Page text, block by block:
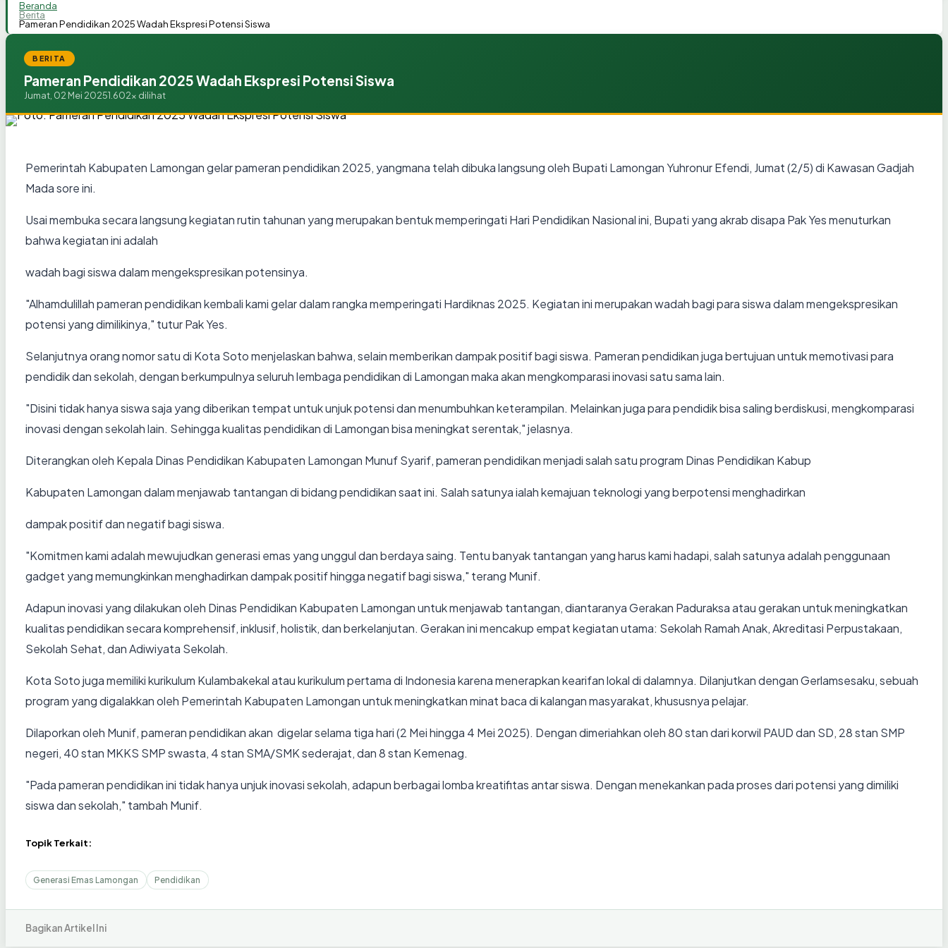
Beranda
Berita
Pameran Pendidikan 2025 Wadah Ekspresi Potensi Siswa
BERITA
Pameran Pendidikan 2025 Wadah Ekspresi Potensi Siswa
Jumat, 02 Mei 20251.602x dilihat
Pemerintah Kabupaten Lamongan gelar pameran pendidikan 2025, yangmana telah dibuka langsung oleh Bupati Lamongan Yuhronur Efendi, Jumat (2/5) di Kawasan Gadjah
Mada sore ini.
Usai membuka secara langsung kegiatan rutin tahunan yang merupakan bentuk memperingati Hari Pendidikan Nasional ini, Bupati yang akrab disapa Pak Yes menuturkan
bahwa kegiatan ini adalah
wadah bagi siswa dalam mengekspresikan potensinya.
"Alhamdulillah pameran pendidikan kembali kami gelar dalam rangka memperingati Hardiknas 2025. Kegiatan ini merupakan wadah bagi para siswa dalam mengekspresikan
potensi yang dimilikinya," tutur Pak Yes.
Selanjutnya orang nomor satu di Kota Soto menjelaskan bahwa, selain memberikan dampak positif bagi siswa. Pameran pendidikan juga bertujuan untuk memotivasi para
pendidik dan sekolah, dengan berkumpulnya seluruh lembaga pendidikan di Lamongan maka akan mengkomparasi inovasi satu sama lain.
"Disini tidak hanya siswa saja yang diberikan tempat untuk unjuk potensi dan menumbuhkan keterampilan. Melainkan juga para pendidik bisa saling berdiskusi, mengkomparasi
inovasi dengan sekolah lain. Sehingga kualitas pendidikan di Lamongan bisa meningkat serentak," jelasnya.
Diterangkan oleh Kepala Dinas Pendidikan Kabupaten Lamongan Munuf Syarif, pameran pendidikan menjadi salah satu program Dinas Pendidikan Kabup
Kabupaten Lamongan dalam menjawab tantangan di bidang pendidikan saat ini. Salah satunya ialah kemajuan teknologi yang berpotensi menghadirkan
dampak positif dan negatif bagi siswa.
"Komitmen kami adalah mewujudkan generasi emas yang unggul dan berdaya saing. Tentu banyak tantangan yang harus kami hadapi, salah satunya adalah penggunaan
gadget yang memungkinkan menghadirkan dampak positif hingga negatif bagi siswa," terang Munif.
Adapun inovasi yang dilakukan oleh Dinas Pendidikan Kabupaten Lamongan untuk menjawab tantangan, diantaranya Gerakan Paduraksa atau gerakan untuk meningkatkan
kualitas pendidikan secara komprehensif, inklusif, holistik, dan berkelanjutan. Gerakan ini mencakup empat kegiatan utama: Sekolah Ramah Anak, Akreditasi Perpustakaan,
Sekolah Sehat, dan Adiwiyata Sekolah.
Kota Soto juga memiliki kurikulum Kulambakekal atau kurikulum pertama di Indonesia karena menerapkan kearifan lokal di dalamnya. Dilanjutkan dengan Gerlamsesaku, sebuah
program yang digalakkan oleh Pemerintah Kabupaten Lamongan untuk meningkatkan minat baca di kalangan masyarakat, khususnya pelajar.
Dilaporkan oleh Munif, pameran pendidikan akan digelar selama tiga hari (2 Mei hingga 4 Mei 2025). Dengan dimeriahkan oleh 80 stan dari korwil PAUD dan SD, 28 stan SMP
negeri, 40 stan MKKS SMP swasta, 4 stan SMA/SMK sederajat, dan 8 stan Kemenag.
"Pada pameran pendidikan ini tidak hanya unjuk inovasi sekolah, adapun berbagai lomba kreatifitas antar siswa. Dengan menekankan pada proses dari potensi yang dimiliki
siswa dan sekolah," tambah Munif.
Topik Terkait:
Generasi Emas Lamongan Pendidikan
Bagikan Artikel Ini